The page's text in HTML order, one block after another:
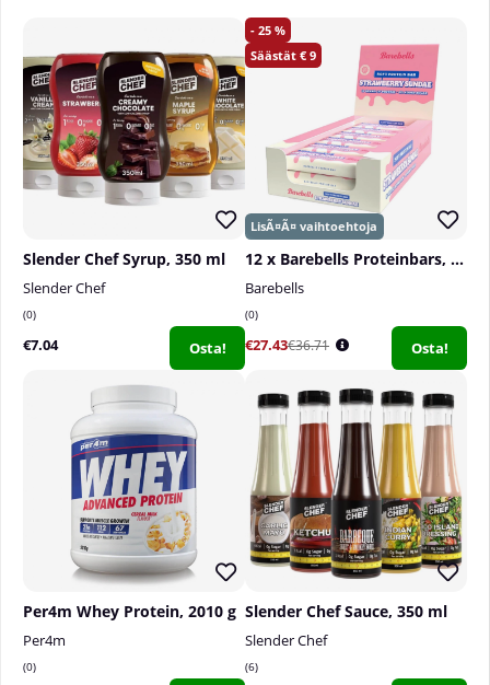
______________________________________
Annosmäärä pakkauksessa:90 kpl
Annostus:1 kapseli päivässä aterian yhteydessä
Slender Chef Syrup, 350 ml
Slender Chef
0
€7.04 Osta!
25
9
12 x Barebells Proteinbars, 55 g
Barebells
0
€27.43€36.71 Osta!
Per4m Whey Protein, 2010 g
Per4m
0
Slender Chef Sauce, 350 ml
Slender Chef
6